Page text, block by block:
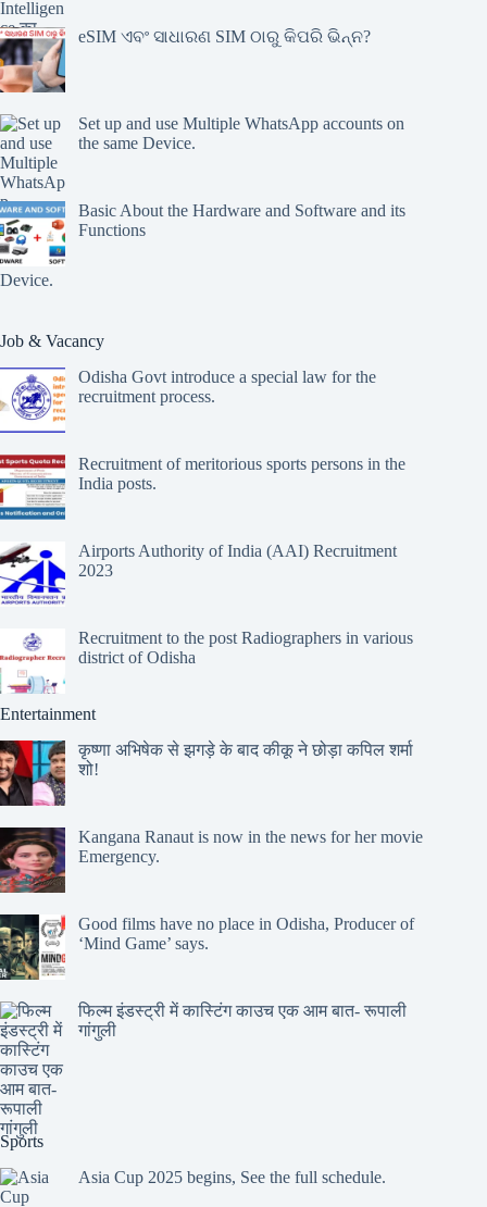
eSIM ଏବଂ ସାଧାରଣ SIM ଠାରୁ କିପରି ଭିନ୍ନ?
Set up and use Multiple WhatsApp accounts on
the same Device.
Basic About the Hardware and Software and its
Functions
Job & Vacancy
Odisha Govt introduce a special law for the
recruitment process.
Recruitment of meritorious sports persons in the
India posts.
Airports Authority of India (AAI) Recruitment
2023
Recruitment to the post Radiographers in various
district of Odisha
Entertainment
कृष्णा अभिषेक से झगड़े के बाद कीकू ने छोड़ा कपिल शर्मा
शो!
Kangana Ranaut is now in the news for her movie
Emergency.
Good films have no place in Odisha, Producer of
‘Mind Game’ says.
फिल्म इंडस्ट्री में कास्टिंग काउच एक आम बात- रूपाली
गांगुली
Sports
Asia Cup 2025 begins, See the full schedule.